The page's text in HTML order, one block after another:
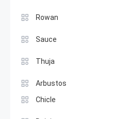
Rowan
Sauce
Thuja
Arbustos
Chicle